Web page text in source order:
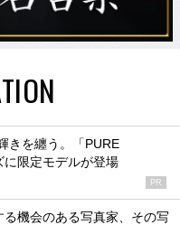
きを纏う。「PURE
に限定モデルが登場
PR
る機会のある写真家、その写